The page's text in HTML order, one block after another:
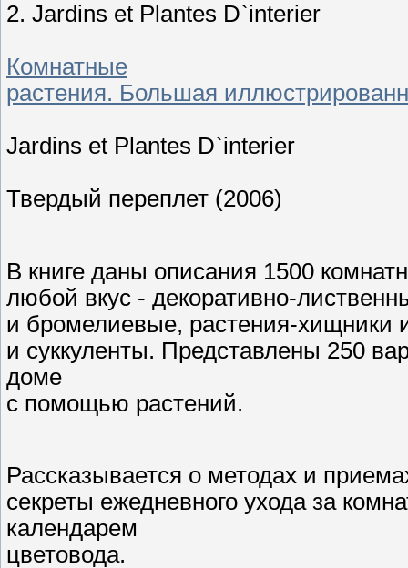
2. Jardins et Plantes D`interier
Комнатные
растения. Большая
Jardins et Plantes D`interier
Твердый переплет (2006)
В книге даны описания 1500
любой вкус - декоративно-
и бромелиевые, растения-хищники
и суккуленты. Представлены 250
доме
с помощью растений.
Рассказывается о методах и
секреты ежедневного ухода за
календарем
цветовода.